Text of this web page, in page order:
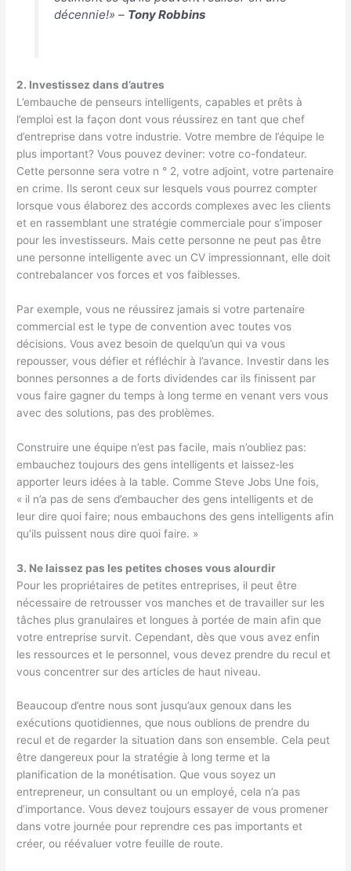
décennie!» – Tony Robbins
2. Investissez dans d’autres
L’embauche de penseurs intelligents, capables et prêts à
l’emploi est la façon dont vous réussirez en tant que chef
d’entreprise dans votre industrie. Votre membre de l’équipe le
plus important? Vous pouvez deviner: votre co-fondateur.
Cette personne sera votre n ° 2, votre adjoint, votre partenaire
en crime. Ils seront ceux sur lesquels vous pourrez compter
lorsque vous élaborez des accords complexes avec les clients
et en rassemblant une stratégie commerciale pour s’imposer
pour les investisseurs. Mais cette personne ne peut pas être
une personne intelligente avec un CV impressionnant, elle doit
contrebalancer vos forces et vos faiblesses.
Par exemple, vous ne réussirez jamais si votre partenaire
commercial est le type de convention avec toutes vos
décisions. Vous avez besoin de quelqu’un qui va vous
repousser, vous défier et réfléchir à l’avance. Investir dans les
bonnes personnes a de forts dividendes car ils finissent par
vous faire gagner du temps à long terme en venant vers vous
avec des solutions, pas des problèmes.
Construire une équipe n’est pas facile, mais n’oubliez pas:
embauchez toujours des gens intelligents et laissez-les
apporter leurs idées à la table. Comme Steve Jobs Une fois,
« il n’a pas de sens d’embaucher des gens intelligents et de
leur dire quoi faire; nous embauchons des gens intelligents afin
qu’ils puissent nous dire quoi faire. »
3. Ne laissez pas les petites choses vous alourdir
Pour les propriétaires de petites entreprises, il peut être
nécessaire de retrousser vos manches et de travailler sur les
tâches plus granulaires et longues à portée de main afin que
votre entreprise survit. Cependant, dès que vous avez enfin
les ressources et le personnel, vous devez prendre du recul et
vous concentrer sur des articles de haut niveau.
Beaucoup d’entre nous sont jusqu’aux genoux dans les
exécutions quotidiennes, que nous oublions de prendre du
recul et de regarder la situation dans son ensemble. Cela peut
être dangereux pour la stratégie à long terme et la
planification de la monétisation. Que vous soyez un
entrepreneur, un consultant ou un employé, cela n’a pas
d’importance. Vous devez toujours essayer de vous promener
dans votre journée pour reprendre ces pas importants et
créer, ou réévaluer votre feuille de route.